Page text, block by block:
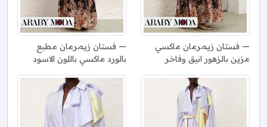
فستان زيمرمان ماكسي
مزين بالزهور انيق وفاخر
فستان زيمرمان مطبع
بالورد ماكسي باللون الاسود